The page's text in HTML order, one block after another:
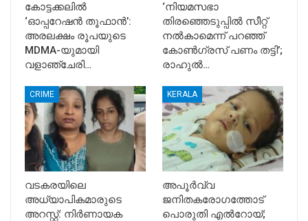
കോട്ടക്കലിൽ
‘ഓപ്പറേഷൻ തൂഫാൻ’:
അരലക്ഷം രൂപയുടെ
MDMA-യുമായി
വളാഞ്ചേരി…
‘നിയമസഭാ
തിരഞ്ഞെടുപ്പിൽ സീറ്റ്
നൽകാമെന്ന് പറഞ്ഞ്
കോൺഗ്രസ് പണം തട്ടി’;
രാഹുൽ…
CRIME
വടകരയിലെ
അധ്യാപികമാരുടെ
അറസ്റ്റ്: നിർണായക
KERALA
അപൂര്‍വ്വ
ജനിതകരോഗത്തോട്
പൊരുതി എല്‍റോയ്;